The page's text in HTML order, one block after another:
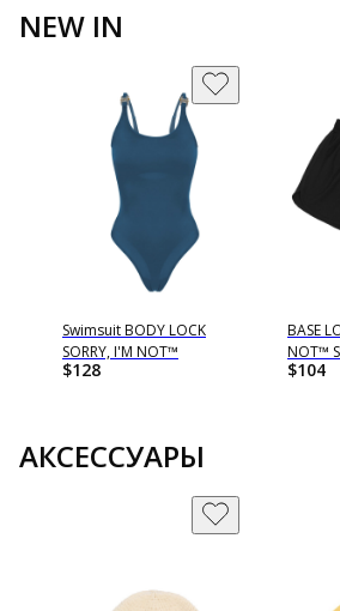
NEW IN
Swimsuit BODY LOCK
SORRY, I'M NOT™
$128
BASE
NOT™
$104
АКСЕССУАРЫ